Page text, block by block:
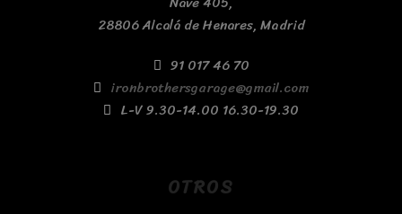
28806 Alcalá de Henares, Madrid
91 017 46 70
ironbrothersgarage@gmail.com
L-V 9.30-14.00 16.30-19.30
OTROS